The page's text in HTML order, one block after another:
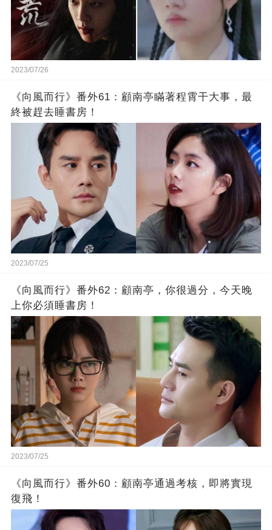
2023/07/26
《向風而行》番外61：顧南亭瞞著程霄干大事，最
終被趕去睡書房！
2023/07/25
《向風而行》番外62：顧南亭，你很過分，今天晚
上你必須睡書房！
2023/07/25
《向風而行》番外60：顧南亭通過考核，即將實現
復飛！